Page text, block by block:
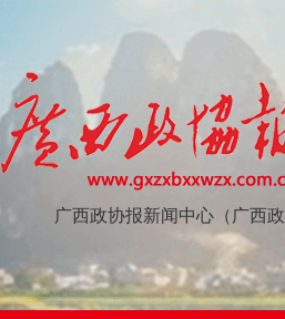
广西政协报新闻中心（广西